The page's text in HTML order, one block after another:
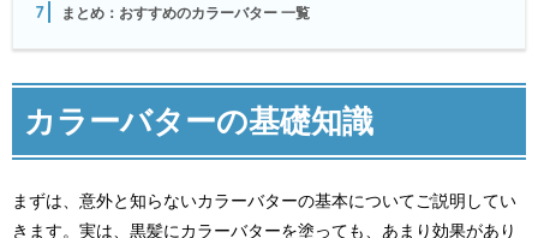
7 まとめ：おすすめのカラーバター 一覧
カラーバターの基礎知識
まずは、意外と知らないカラーバターの基本についてご説明してい
きます。実は、黒髪にカラーバターを塗っても、あまり効果があり